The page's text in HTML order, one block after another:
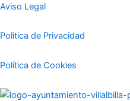
Aviso Legal
Politica de Privacidad
Política de Cookies